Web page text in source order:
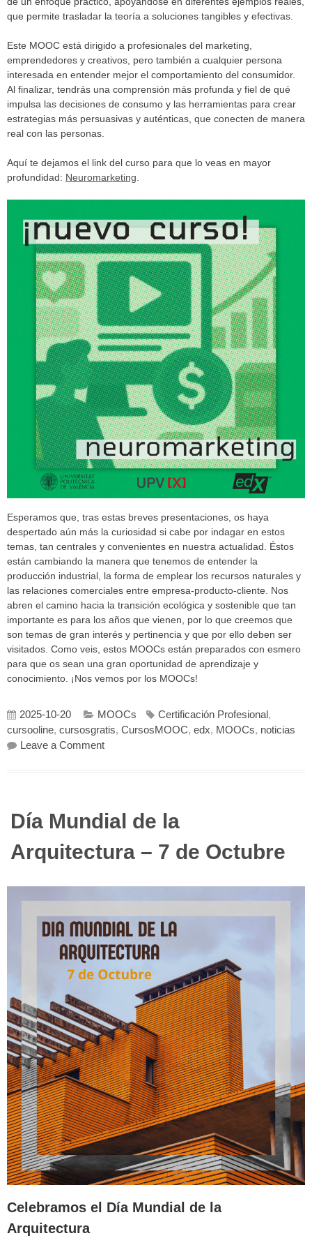
que permite trasladar la teoría a soluciones tangibles y efectivas.
Este MOOC está dirigido a profesionales del marketing,
emprendedores y creativos, pero también a cualquier persona
interesada en entender mejor el comportamiento del consumidor.
Al finalizar, tendrás una comprensión más profunda y fiel de qué
impulsa las decisiones de consumo y las herramientas para crear
estrategias más persuasivas y auténticas, que conecten de manera
real con las personas.
Aquí te dejamos el link del curso para que lo veas en mayor
profundidad: Neuromarketing.
Esperamos que, tras estas breves presentaciones, os haya
despertado aún más la curiosidad si cabe por indagar en estos
temas, tan centrales y convenientes en nuestra actualidad. Éstos
están cambiando la manera que tenemos de entender la
producción industrial, la forma de emplear los recursos naturales y
las relaciones comerciales entre empresa-producto-cliente. Nos
abren el camino hacia la transición ecológica y sostenible que tan
importante es para los años que vienen, por lo que creemos que
son temas de gran interés y pertinencia y que por ello deben ser
visitados. Como veis, estos MOOCs están preparados con esmero
para que os sean una gran oportunidad de aprendizaje y
conocimiento. ¡Nos vemos por los MOOCs!
2025-10-20 MOOCs Certificación Profesional,
cursooline, cursosgratis, CursosMOOC, edx, MOOCs, noticias
Leave a Commenton ¡Nuevos MOOCs en UPV[X]!
Día Mundial de la
Arquitectura – 7 de Octubre
Celebramos el Día Mundial de la
Arquitectura